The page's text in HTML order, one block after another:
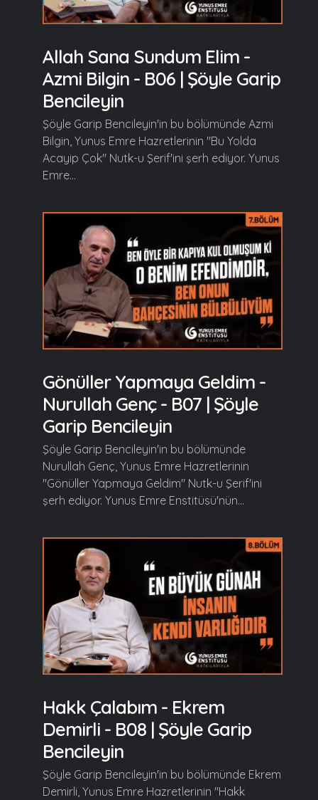
Allah Sana Sundum Elim -
Azmi Bilgin - B06 | Şöyle Garip
Bencileyin
Şöyle Garip Bencileyin'in bu bölümünde Azmi
Bilgin, Yunus Emre Hazretlerinin "Bu Yolda
Acayip Çok" Nutk-u Şerif'ini şerh ediyor. Yunus
Emre...
Gönüller Yapmaya Geldim -
Nurullah Genç - B07 | Şöyle
Garip Bencileyin
Şöyle Garip Bencileyin'in bu bölümünde
Nurullah Genç, Yunus Emre Hazretlerinin
"Gönüller Yapmaya Geldim" Nutk-u Şerif'ini
şerh ediyor. Yunus Emre Enstitüsü'nün...
Hakk Çalabım - Ekrem
Demirli - B08 | Şöyle Garip
Bencileyin
Şöyle Garip Bencileyin'in bu bölümünde Ekrem
Demirli, Yunus Emre Hazretlerinin "Hakk